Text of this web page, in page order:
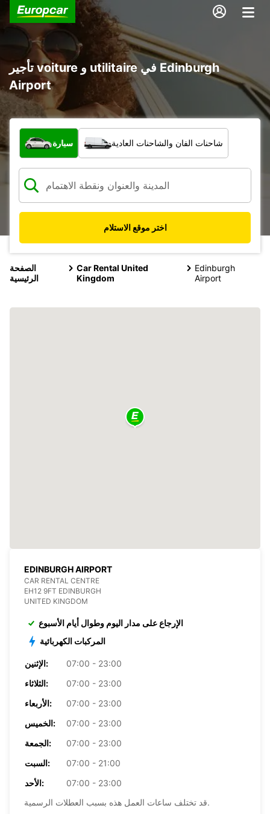
تأجير voiture و utilitaire في Edinburgh
Airport
ما نوع المركبة؟
سيارة شاحنات الفان والشاحنات العادية
اختر موقع الاستلام
الصفحة
الرئيسية
Car Rental United
Kingdom
Edinburgh
Airport
EDINBURGH AIRPORT
CAR RENTAL CENTRE
EH12 9FT EDINBURGH
UNITED KINGDOM
الإرجاع على مدار اليوم وطوال أيام الأسبوع
المركبات الكهربائية
الإثنين:
07:00 - 23:00
الثلاثاء:
07:00 - 23:00
الأربعاء:
07:00 - 23:00
الخميس:
07:00 - 23:00
الجمعة:
07:00 - 23:00
السبت:
07:00 - 21:00
الأحد:
07:00 - 23:00
قد تختلف ساعات العمل هذه بسبب العطلات الرسمية.